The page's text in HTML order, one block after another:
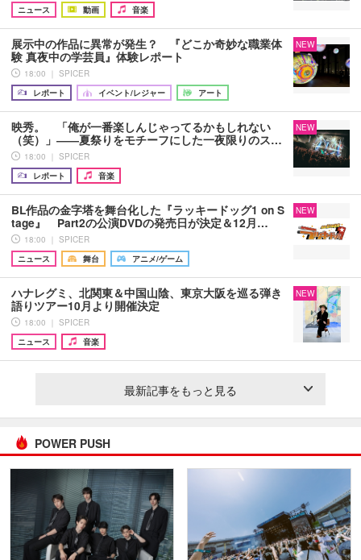
ニュース
動画 音楽
展示中の作品に異常が発生？ 『どこか奇妙な職業体
験 真夜中の学芸員』体験レポート
18:00 ｜ SPICER
レポート
イベント/レジャー アート
NEW
映秀。 「俺が一番楽しんじゃってるかもしれない
（笑）」――夏祭りをモチーフにした一夜限りのス…
18:00 ｜ SPICER
レポート
音楽
NEW
BL作品の金字塔を舞台化した『ラッキードッグ1 on S
tage』 Part2の公演DVDの発売日が決定＆12月…
18:00 ｜ SPICER
ニュース
舞台 アニメ/ゲーム
NEW
ハナレグミ、北関東＆中国山陰、東京大阪を巡る弾き
語りツアー10月より開催決定
18:00 ｜ SPICER
ニュース
音楽
NEW
最新記事をもっと見る
POWER PUSH